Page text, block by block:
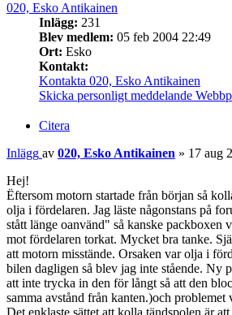
020, Esko Antikainen
Inlägg: 231
Blev medlem: 05 feb 2004 22:49
Ort: Esko
Kontakt:
Kontakta 020, Esko Antikainen
Skicka personligt meddelande
Citera
Inlägg av 020, Esko Antikainen » 17 aug
Hej!
Ëftersom motorn startade från början så
olja i fördelaren. Jag läste någonstans på
stått länge oanvänd" så kanske packboxen
mot fördelaren torkat. Mycket bra tanke.
att motorn misstände. Orsaken var olja i
bilen dagligen så blev jag inte stående. Ny
att inte trycka in den för långt så att den
samma avstånd från kanten.)och problemet
Det enklaste sättet att kolla tändspolen är